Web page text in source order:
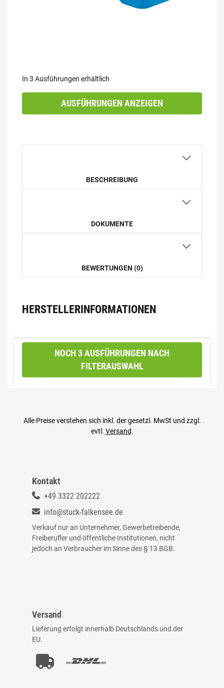
In 3 Ausführungen erhältlich
AUSFÜHRUNGEN ANZEIGEN
BESCHREIBUNG
DOKUMENTE
BEWERTUNGEN (0)
HERSTELLERINFORMATIONEN
NOCH 3 AUSFÜHRUNGEN NACH
FILTERAUSWAHL
Alle Preise verstehen sich inkl. der gesetzl. MwSt und zzgl.
evtl. Versand.
Kontakt
+49 3322 202222
info@stuck-falkensee.de
Verkauf nur an Unternehmer, Gewerbetreibende,
Freiberufler und öffentliche Institutionen, nicht
jedoch an Verbraucher im Sinne des § 13 BGB.
Versand
Lieferung erfolgt innerhalb Deutschlands und der
EU.